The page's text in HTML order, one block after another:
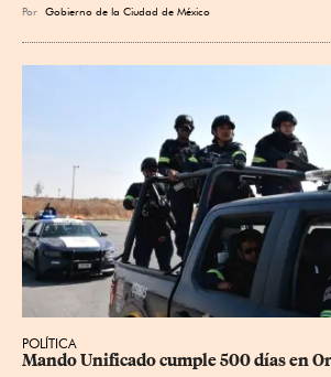
Por Gobierno de la Ciudad de México
POLÍTICA
Mando Unificado cumple 500 días en